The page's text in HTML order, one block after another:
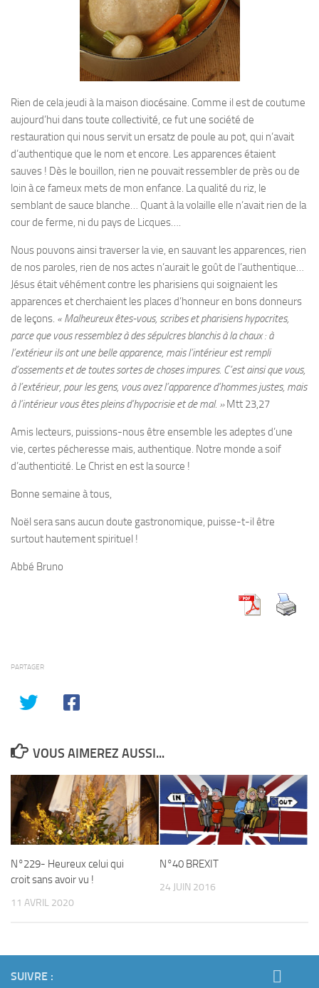
Rien de cela jeudi à la maison diocésaine. Comme il est de coutume
aujourd’hui dans toute collectivité, ce fut une société de
restauration qui nous servit un ersatz de poule au pot, qui n’avait
d’authentique que le nom et encore. Les apparences étaient
sauves ! Dès le bouillon, rien ne pouvait ressembler de près ou de
loin à ce fameux mets de mon enfance. La qualité du riz, le
semblant de sauce blanche… Quant à la volaille elle n’avait rien de la
cour de ferme, ni du pays de Licques….
Nous pouvons ainsi traverser la vie, en sauvant les apparences, rien
de nos paroles, rien de nos actes n’aurait le goût de l’authentique…
Jésus était véhément contre les pharisiens qui soignaient les
apparences et cherchaient les places d’honneur en bons donneurs
de leçons. « Malheureux êtes-vous, scribes et pharisiens hypocrites,
parce que vous ressemblez à des sépulcres blanchis à la chaux : à
l’extérieur ils ont une belle apparence, mais l’intérieur est rempli
d’ossements et de toutes sortes de choses impures. C’est ainsi que vous,
à l’extérieur, pour les gens, vous avez l’apparence d’hommes justes, mais
à l’intérieur vous êtes pleins d’hypocrisie et de mal. »Mtt 23,27
Amis lecteurs, puissions-nous être ensemble les adeptes d’une
vie, certes pécheresse mais, authentique. Notre monde a soif
d’authenticité. Le Christ en est la source !
Bonne semaine à tous,
Noël sera sans aucun doute gastronomique, puisse-t-il être
surtout hautement spirituel !
Abbé Bruno
PARTAGER
VOUS AIMEREZ AUSSI...
N°229- Heureux celui qui
croit sans avoir vu !
11 AVRIL 2020
N°40 BREXIT
24 JUIN 2016
SUIVRE :